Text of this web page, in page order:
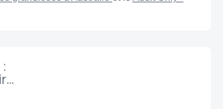
: 230V et 50Hz. Type G. Adaptateur